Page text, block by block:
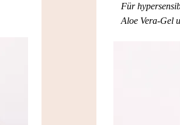
Für
Aloe Vera-Gel